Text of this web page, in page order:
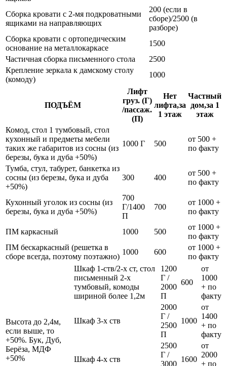
Сборка кровати с 2-мя подкроватными
ящиками на направляющих
200 (если в
сборе)/2500 (в
разборе)
Сборка кровати с ортопедическим
основание на металлокаркасе
1500
Частичная сборка письменного стола
2500
Крепление зеркала к дамскому столу
(комоду)
1000
ПОДЪЁМ
Лифт
груз. (Г)
/пассаж.
(П)
Нет
лифта,за
1 этаж
Частный
дом,за 1
этаж
Комод, стол 1 тумбовый, стол
кухонный и предметы мебели
таких же габаритов из сосны (из
березы, бука и дуба +50%)
1000 Г 500
от 500 +
по факту
Тумба, стул, табурет, банкетка из
сосны (из березы, бука и дуба
+50%)
300 400
от 500 +
по факту
Кухонный уголок из сосны (из
березы, бука и дуба +50%)
700
Г/1400
П
700
от 1000 +
по факту
ПМ каркасный 1000 500
от 1000 +
по факту
ПМ бескаркасный (решетка в
сборе всегда, поэтому поэтажно)
1000 600
от 1000 +
по факту
Высота до 2,4м,
если выше, то
+50%. Бук, Дуб,
Берёза, МДФ
+50%
Шкаф 1-ств/2-х ст, стол
письменный 2-х
тумбовый, комоды
шириной более 1,2м
1200
Г /
2000
П
600
от
1000
+ по
факту
Шкаф 3-х ств
2000
Г /
2500
П
1000
от
1400
+ по
факту
Шкаф 4-х ств
2500
Г /
3000
1600
от
2000
+ по